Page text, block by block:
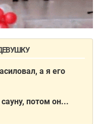
а я его
потом он...